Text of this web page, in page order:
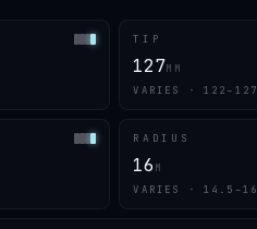
TIP
127MM
VARIES · 122–127
RADIUS
16 M
VARIES · 14.5–16